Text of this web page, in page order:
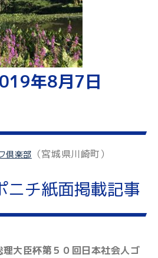
年8月7日
倶楽部 （宮城県川崎町）
チ紙面掲載記事
大臣杯第５０回日本社会人ゴ